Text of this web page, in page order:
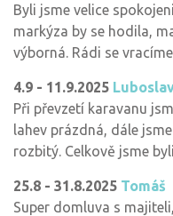
Byli jsme velice
markýza by se hodila,
výborná. Rádi se
4.9 - 11.9.2025
Při převzetí karavanu
lahev prázdná, dále
rozbitý. Celkově jsme
25.8 - 31.8.2025 Tomáš
Super domluva s